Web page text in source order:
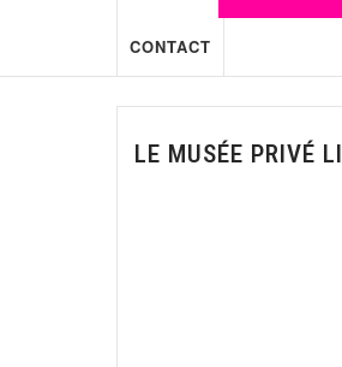
CONTACT
LE MUSÉE PRIVÉ